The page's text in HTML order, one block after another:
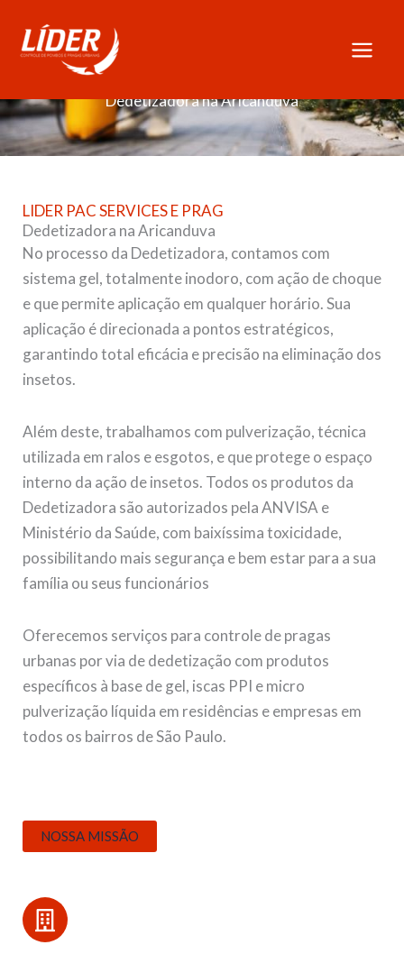
content
Dedetizadora na Aricanduva
LIDER PAC SERVICES E PRAG
Dedetizadora na Aricanduva
No processo da Dedetizadora, contamos com
sistema gel, totalmente inodoro, com ação de choque
e que permite aplicação em qualquer horário. Sua
aplicação é direcionada a pontos estratégicos,
garantindo total eficácia e precisão na eliminação dos
insetos.
Além deste, trabalhamos com pulverização, técnica
utilizada em ralos e esgotos, e que protege o espaço
interno da ação de insetos. Todos os produtos da
Dedetizadora são autorizados pela ANVISA e
Ministério da Saúde, com baixíssima toxicidade,
possibilitando mais segurança e bem estar para a sua
família ou seus funcionários
Oferecemos serviços para controle de pragas
urbanas por via de dedetização com produtos
específicos à base de gel, iscas PPI e micro
pulverização líquida em residências e empresas em
todos os bairros de São Paulo.
NOSSA MISSÃO